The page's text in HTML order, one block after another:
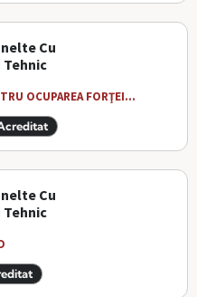
Cu
Tehnic
OCUPAREA FORŢEI...
Cu
Tehnic